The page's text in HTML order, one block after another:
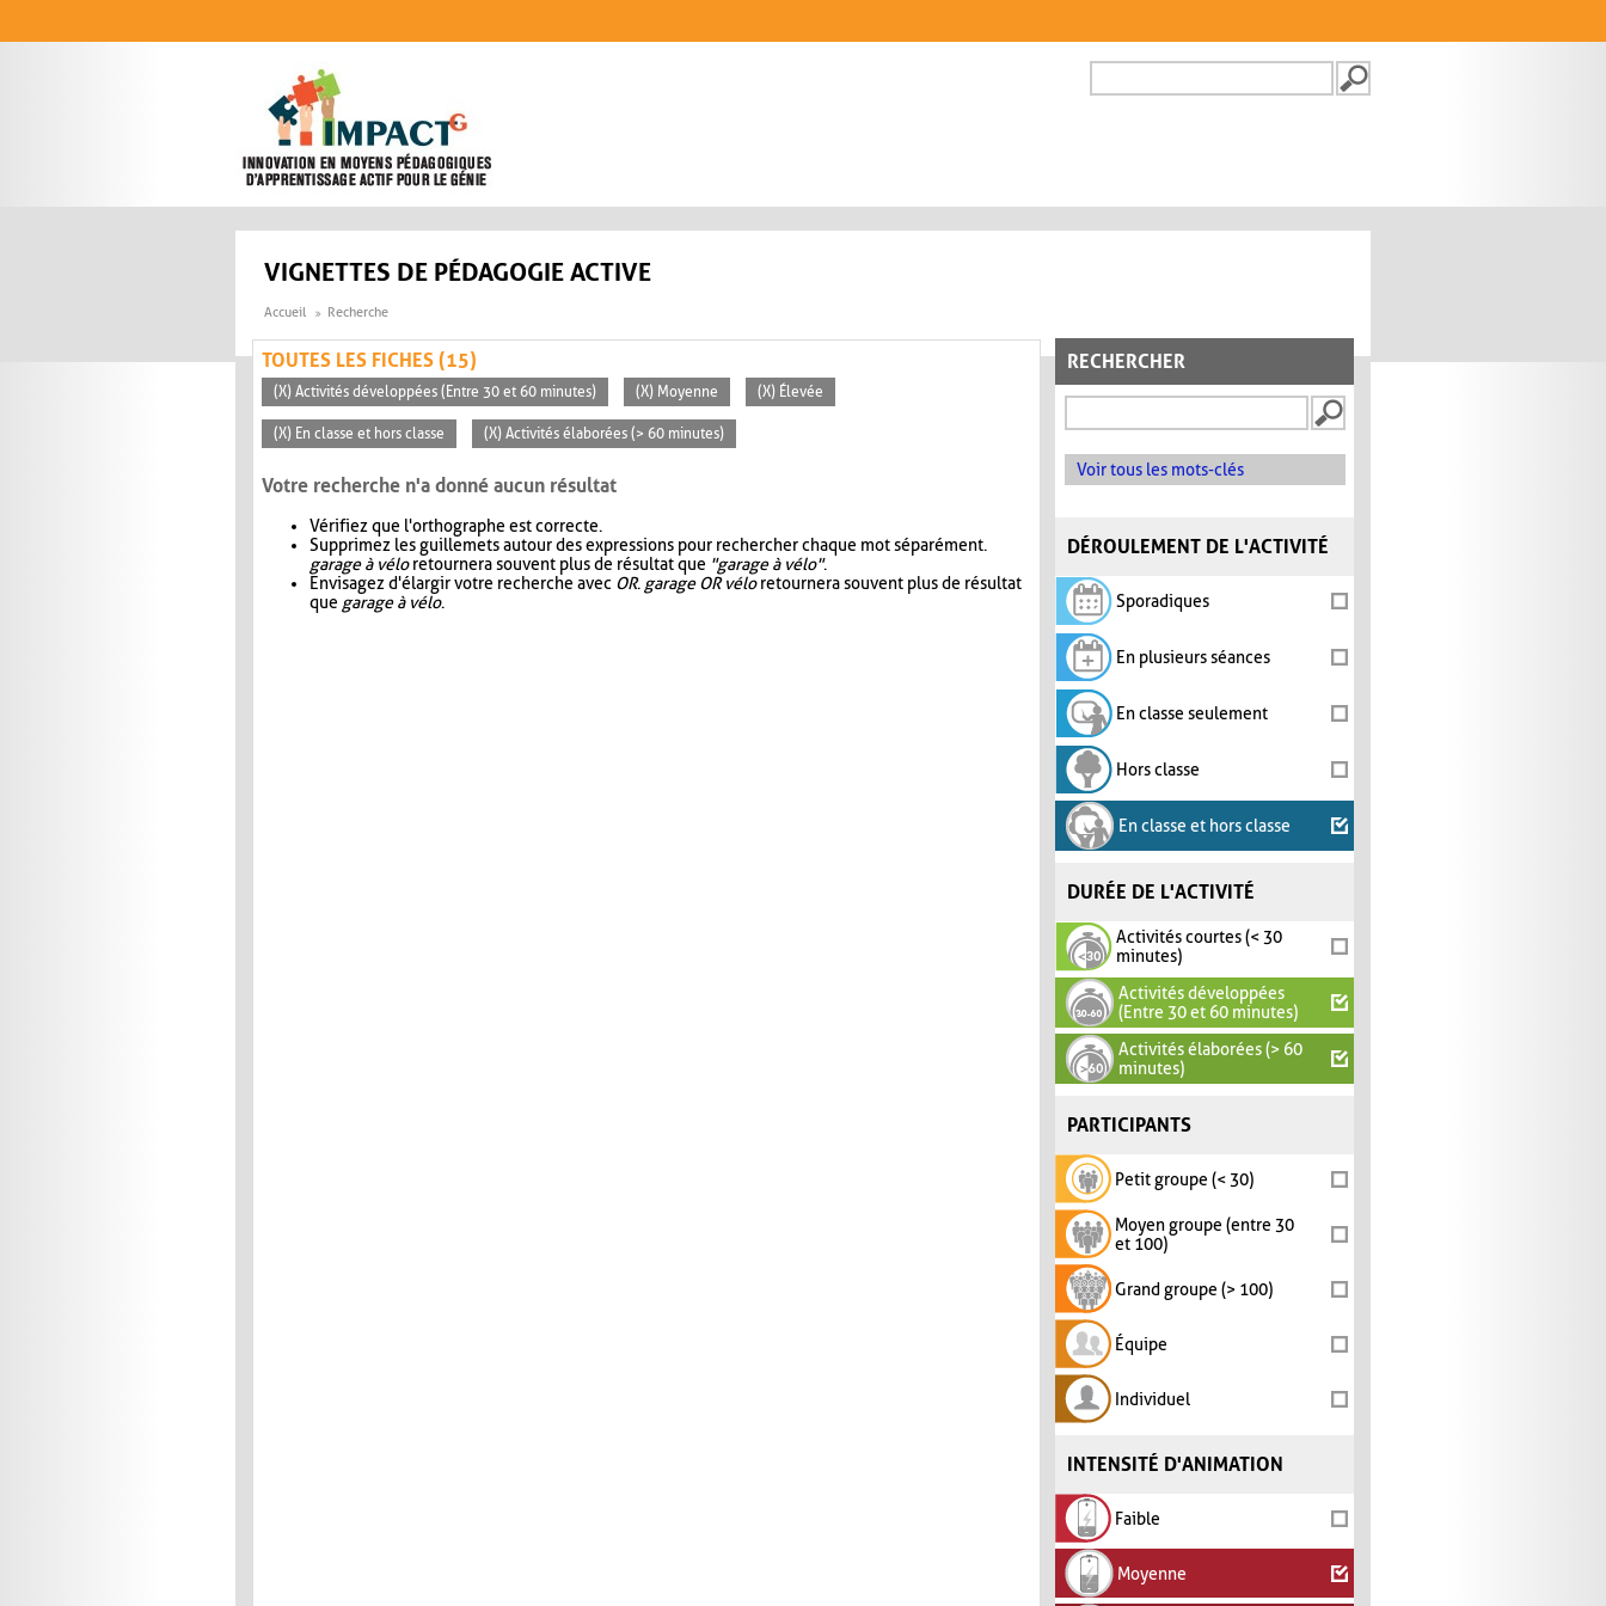
FORMULAIRE DE
VIGNETTES DE PÉDAGOGIE ACTIVE
Accueil Recherche
RECHERCHER
Voir tous les mots-clés
DÉROULEMENT DE L'ACTIVITÉ
Sporadiques
En plusieurs séances
En classe seulement
Hors classe
En classe et hors classe
DURÉE DE L'ACTIVITÉ
Activités courtes (< 30
minutes)
Activités développées
(Entre 30 et 60 minutes)
Activités élaborées (> 60
minutes)
PARTICIPANTS
Petit groupe (< 30)
Moyen groupe (entre 30
et 100)
Grand groupe (> 100)
Équipe
Individuel
INTENSITÉ D'ANIMATION
Faible
Moyenne
TOUTES LES FICHES (15)
(X) Activités développées (Entre 30 et 60 minutes) (X) Moyenne (X) Élevée
(X) En classe et hors classe (X) Activités élaborées (> 60 minutes)
Votre recherche n'a donné aucun résultat
Vérifiez que l'orthographe est correcte.
Supprimez les guillemets autour des expressions pour rechercher chaque mot séparément.
garage à véloretournera souvent plus de résultat que "garage à vélo".
Envisagez d'élargir votre recherche avec OR. garage OR véloretournera souvent plus de résultat
que garage à vélo.